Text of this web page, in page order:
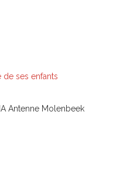
ses enfants
Antenne Molenbeek